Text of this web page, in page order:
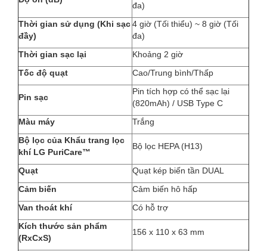
đa)
Thời gian sử dụng (Khi sạc
đầy)
4 giờ (Tối thiểu) ~ 8 giờ (Tối
đa)
Thời gian sạc lại
Khoảng 2 giờ
Tốc độ quạt
Cao/Trung bình/Thấp
Pin sạc
Pin tích hợp có thể sạc lại
(820mAh) / USB Type C
Màu máy
Trắng
Bộ lọc của Khẩu trang lọc
khí LG PuriCare™
Bộ lọc HEPA (H13)
Quạt
Quạt kép biến tần DUAL
Cảm biến
Cảm biến hô hấp
Van thoát khí
Có hỗ trợ
Kích thước sản phẩm
(RxCxS)
156 x 110 x 63 mm